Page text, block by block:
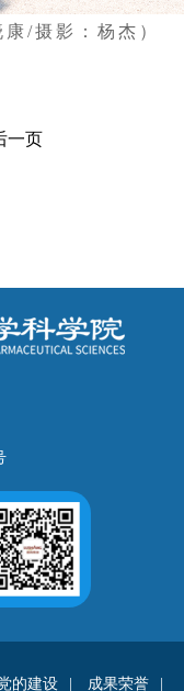
康/摄影：杨杰）
一页
的建设 成果荣誉